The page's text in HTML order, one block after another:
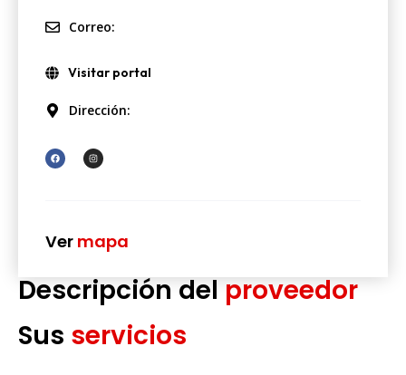
Correo:
Visitar portal
Dirección:
Ver mapa
Descripción delproveedor
Sus servicios